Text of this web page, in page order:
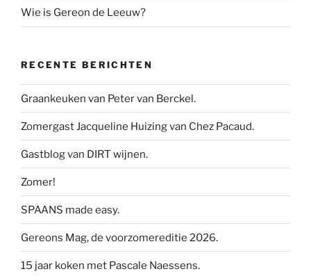
Wie is Gereon de Leeuw?
RECENTE BERICHTEN
Graankeuken van Peter van Berckel.
Zomergast Jacqueline Huizing van Chez Pacaud.
Gastblog van DIRT wijnen.
Zomer!
SPAANS made easy.
Gereons Mag, de voorzomereditie 2026.
15 jaar koken met Pascale Naessens.